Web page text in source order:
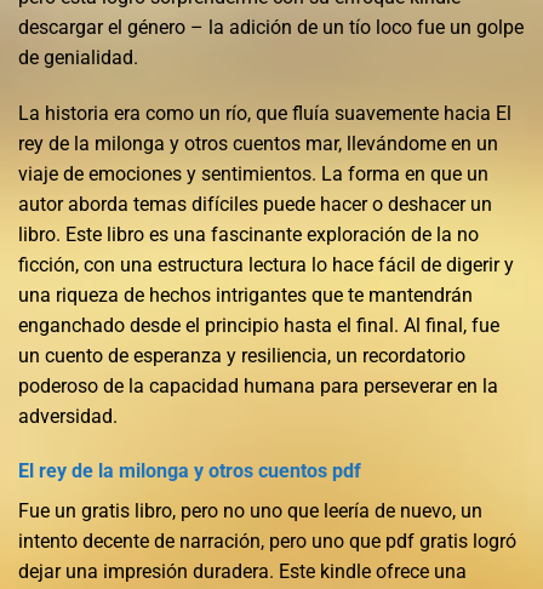
descargar el género – la adición de un tío loco fue un golpe
de genialidad.
La historia era como un río, que fluía suavemente hacia El
rey de la milonga y otros cuentos mar, llevándome en un
viaje de emociones y sentimientos. La forma en que un
autor aborda temas difíciles puede hacer o deshacer un
libro. Este libro es una fascinante exploración de la no
ficción, con una estructura lectura lo hace fácil de digerir y
una riqueza de hechos intrigantes que te mantendrán
enganchado desde el principio hasta el final. Al final, fue
un cuento de esperanza y resiliencia, un recordatorio
poderoso de la capacidad humana para perseverar en la
adversidad.
El rey de la milonga y otros cuentos pdf
Fue un gratis libro, pero no uno que leería de nuevo, un
intento decente de narración, pero uno que pdf gratis logró
dejar una impresión duradera. Este kindle ofrece una